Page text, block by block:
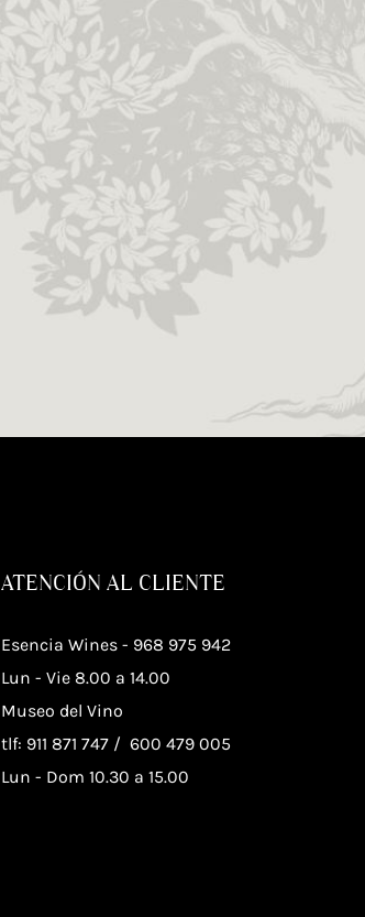
ATENCIÓN AL CLIENTE
Esencia Wines - 968 975 942
Lun - Vie 8.00 a 14.00
Museo del Vino
tlf: 911 871 747 / 600 479 005
Lun - Dom 10.30 a 15.00